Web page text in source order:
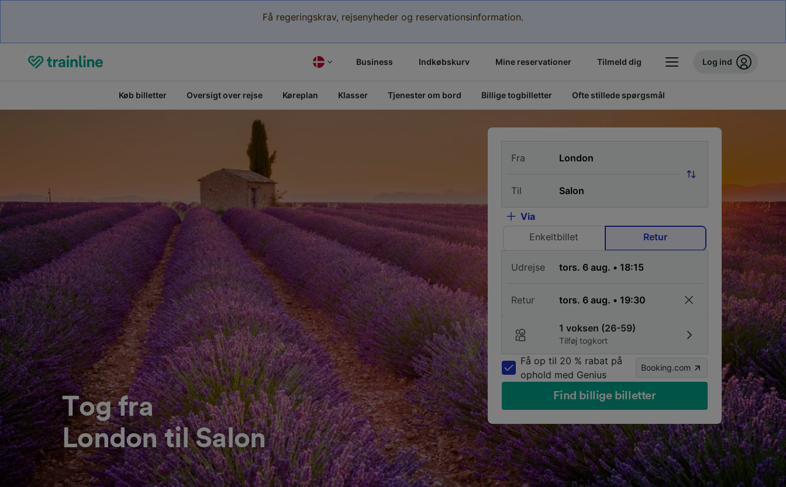
Få regeringskrav, rejsenyheder og reservationsinformation.
Business Indkøbskurv Mine reservationer Tilmeld dig Log ind
Køb billetter Oversigt over rejse Køreplan Klasser Tjenester om bord Billige togbilletter Ofte stillede spørgsmål
Tog fra
London til Salon
Fra
Til
Via
Enkeltbillet
Retur
Udrejse
Retur
1 voksen (26-59)
Tilføj togkort
Få op til 20 % rabat på
ophold med Genius
Booking.com
Find billige billetter